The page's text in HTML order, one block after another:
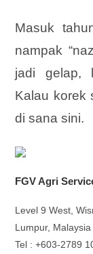
Masuk
nampak
jadi gelap,
Kalau korek
di sana sini.
FGV Agri
Level 9 West,
Lumpur, Malaysia
Tel : +603-2789